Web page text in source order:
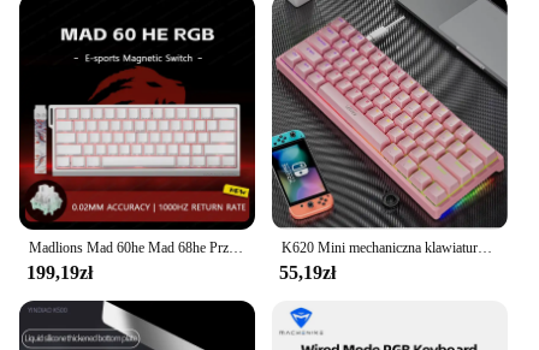
199,19zł
K620 Mini mechaniczna klawiatura do gier 661 klawisze RGB Hotswap Type-C przewodowa klawiatura do gier nasadki na klawisze z PBT 60% ergonomia klawiatury
55,19zł